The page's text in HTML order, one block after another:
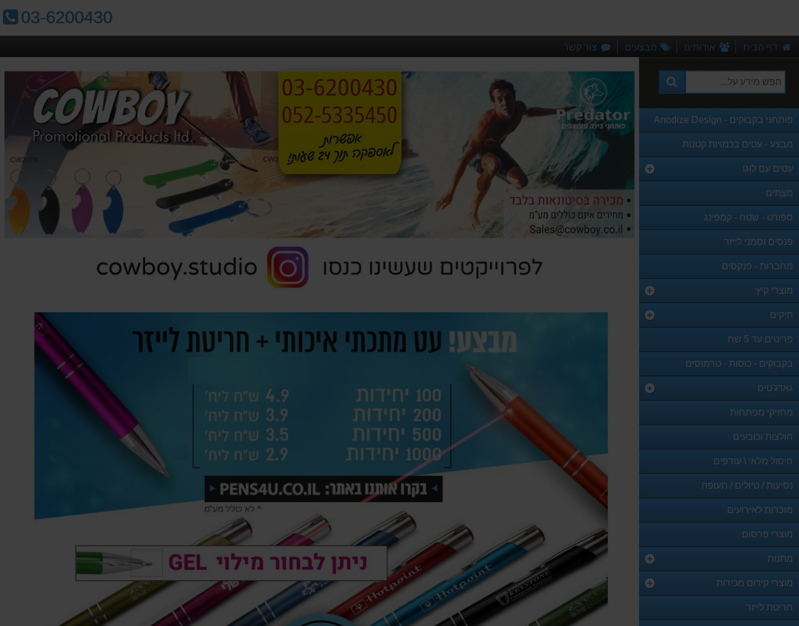
טלפון:
03-6200430
דף הבית אודותינו מבצעים צור קשר
פותחני בקבוקים - Anodize Design
מבצע - עטים בכמויות קטנות
עטים עם לוגו
מצתים
ספורט - שטח - קמפינג
פנסים וסמני לייזר
מחברות - פנקסים
מוצרי קיץ
תיקים
פריטים עד 5 שח
בקבוקים - כוסות - טרמוסים
גאדג'טים
מחזיקי מפתחות
חולצות וכובעים
חיסול מלאי \ עודפים
נסיעות / טיולים / תעופה
מזכרות לאירועים
מוצרי פרסום
מתנות
מוצרי קידום מכירות
חריטת לייזר